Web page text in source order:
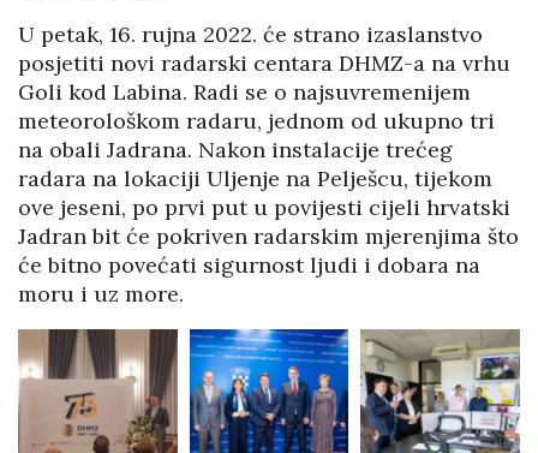
U petak, 16. rujna 2022. će strano izaslanstvo
posjetiti novi radarski centara DHMZ-a na vrhu
Goli kod Labina. Radi se o najsuvremenijem
meteorološkom radaru, jednom od ukupno tri
na obali Jadrana. Nakon instalacije trećeg
radara na lokaciji Uljenje na Pelješcu, tijekom
ove jeseni, po prvi put u povijesti cijeli hrvatski
Jadran bit će pokriven radarskim mjerenjima što
će bitno povećati sigurnost ljudi i dobara na
moru i uz more.